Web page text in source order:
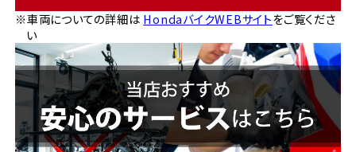
※車両についての詳細は HondaバイクWEBサイトをご覧くださ
い
ホンダドリーム 横浜緑
千葉県
ホンダドリーム 船橋
ホンダドリーム 尼崎
ホンダドリーム 姫路
ホンダドリーム 西宮甲子園